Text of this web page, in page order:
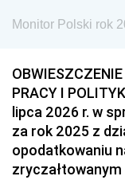
Monitor Polski rok
PRACY I
lipca 2026 r. w
za rok 2025 z
opodatkowaniu